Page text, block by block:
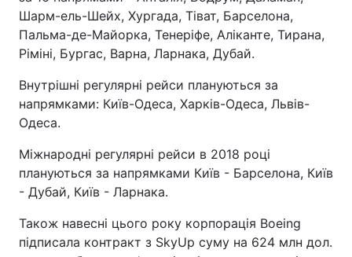
Шарм-ель-Шейх, Хургада, Тіват, Барселона,
Пальма-де-Майорка, Тенеріфе, Аліканте, Тирана,
Ріміні, Бургас, Варна, Ларнака, Дубай.
Внутрішні регулярні рейси плануються за
напрямками: Київ-Одеса, Харків-Одеса, Львів-
Одеса.
Міжнародні регулярні рейси в 2018 році
плануються за напрямками Київ - Барселона, Київ
- Дубай, Київ - Ларнака.
Також навесні цього року корпорація Boeing
підписала контракт з SkyUp суму на 624 млн дол.